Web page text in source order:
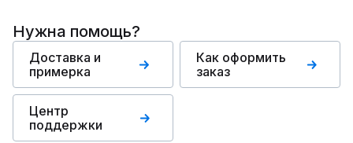
Нужна помощь?
Доставка и
примерка
Как оформить
заказ
Центр
поддержки